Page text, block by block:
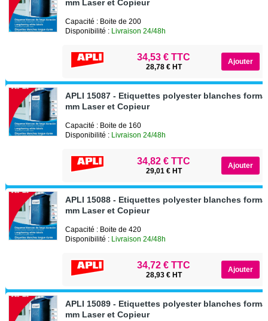
mm Laser et Copieur
Capacité : Boite de 200
Disponibilité : Livraison 24/48h
34,53 € TTC
28,78 € HT
APLI 15087 - Etiquettes polyester blanches
mm Laser et Copieur
Capacité : Boite de 160
Disponibilité : Livraison 24/48h
34,82 € TTC
29,01 € HT
APLI 15088 - Etiquettes polyester blanches
mm Laser et Copieur
Capacité : Boite de 420
Disponibilité : Livraison 24/48h
34,72 € TTC
28,93 € HT
APLI 15089 - Etiquettes polyester blanches
mm Laser et Copieur